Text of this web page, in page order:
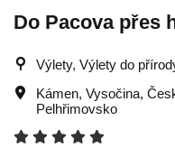
Do Pacova přes
Výlety, Výlety do
Kámen, Vysočina,
Pelhřimovsko